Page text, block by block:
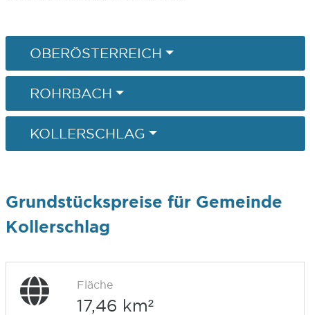
OBERÖSTERREICH
ROHRBACH
KOLLERSCHLAG
Grundstückspreise für Gemeinde
Kollerschlag
Fläche
17,46 km²